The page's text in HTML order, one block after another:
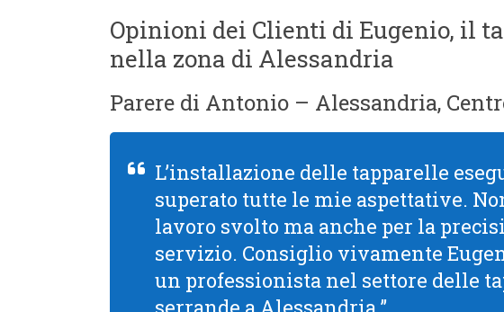
Opinioni dei Clienti di Eugenio, il
nella zona di Alessandria
Parere di Antonio – Alessandria,
L’installazione delle tapparelle
superato tutte le mie aspettative.
lavoro svolto ma anche per la
servizio. Consiglio vivamente
un professionista nel settore delle